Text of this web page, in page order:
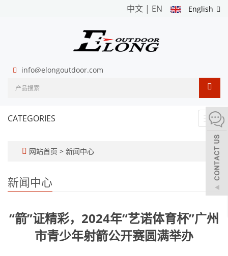
English
中文 | EN
info@elongoutdoor.com
CATEGORIES
网站首页 > 新闻中心
新闻中心
“箭”证精彩，2024年“艺诺体育杯”广州
市青少年射箭公开赛圆满举办